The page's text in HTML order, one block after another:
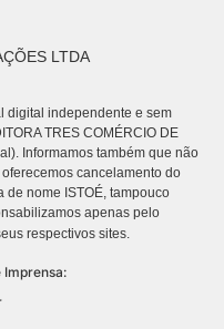
LTDA
digital independente e sem
TRES COMÉRCIO DE
Informamos também que não
cancelamento do
de nome ISTOÉ, tampouco
apenas pelo
respectivos sites.
Imprensa: